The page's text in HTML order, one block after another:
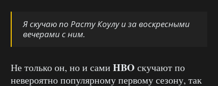
Я скучаю по Расту Коулу и за воскресными
вечерами с ним.
Не только он, но и сами HBO скучают по
невероятно популярному первому сезону, так